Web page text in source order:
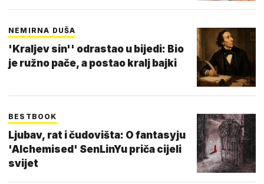
NEMIRNA DUŠA
'Kraljev sin'' odrastao u bijedi: Bio
je ružno pače, a postao kralj bajki
BESTBOOK
Ljubav, rat i čudovišta: O fantasyju
'Alchemised' SenLinYu priča cijeli
svijet